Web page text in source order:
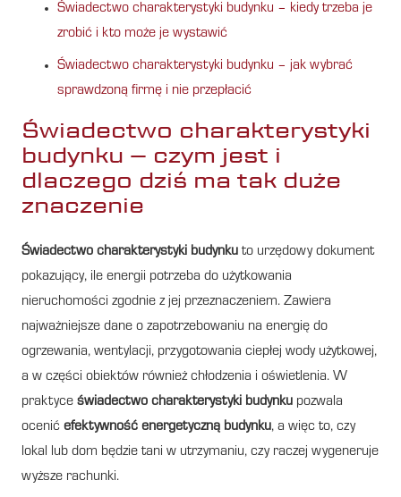
Świadectwo charakterystyki budynku – kiedy trzeba je
zrobić i kto może je wystawić
Świadectwo charakterystyki budynku – jak wybrać
sprawdzoną firmę i nie przepłacić
Świadectwo charakterystyki
budynku – czym jest i
dlaczego dziś ma tak duże
znaczenie
Świadectwo charakterystyki budynku to urzędowy dokument
pokazujący, ile energii potrzeba do użytkowania
nieruchomości zgodnie z jej przeznaczeniem. Zawiera
najważniejsze dane o zapotrzebowaniu na energię do
ogrzewania, wentylacji, przygotowania ciepłej wody użytkowej,
a w części obiektów również chłodzenia i oświetlenia. W
praktyce świadectwo charakterystyki budynku pozwala
ocenić efektywność energetyczną budynku, a więc to, czy
lokal lub dom będzie tani w utrzymaniu, czy raczej wygeneruje
wyższe rachunki.